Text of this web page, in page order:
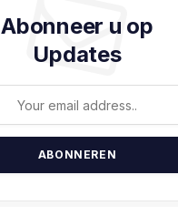
Abonneer u op
Updates